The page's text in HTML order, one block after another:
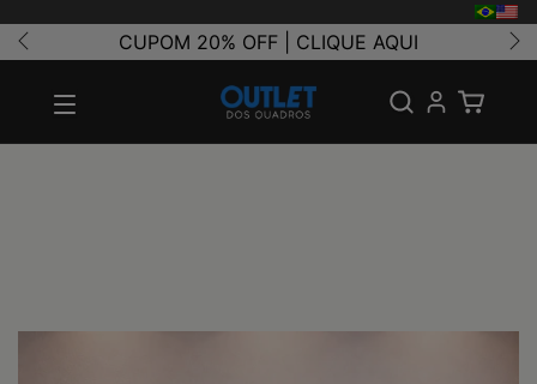
CUPOM 20% OFF | CLIQUE AQUI